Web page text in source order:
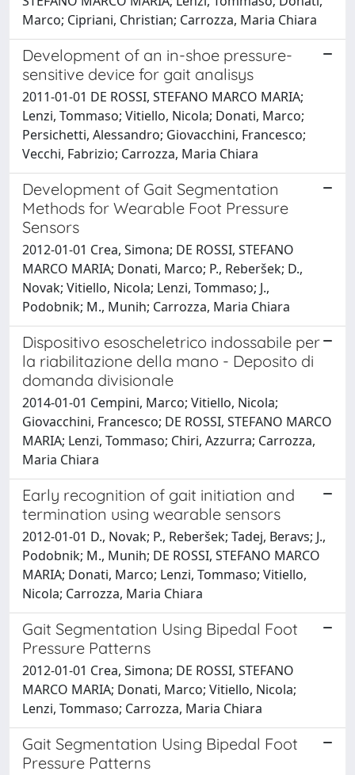
Marco; Cipriani, Christian; Carrozza, Maria Chiara
Development of an in-shoe pressure-
sensitive device for gait analisys
2011-01-01 DE ROSSI, STEFANO MARCO MARIA;
Lenzi, Tommaso; Vitiello, Nicola; Donati, Marco;
Persichetti, Alessandro; Giovacchini, Francesco;
Vecchi, Fabrizio; Carrozza, Maria Chiara
Development of Gait Segmentation
Methods for Wearable Foot Pressure
Sensors
2012-01-01 Crea, Simona; DE ROSSI, STEFANO
MARCO MARIA; Donati, Marco; P., Reberšek; D.,
Novak; Vitiello, Nicola; Lenzi, Tommaso; J.,
Podobnik; M., Munih; Carrozza, Maria Chiara
Dispositivo esoscheletrico indossabile per
la riabilitazione della mano - Deposito di
domanda divisionale
2014-01-01 Cempini, Marco; Vitiello, Nicola;
Giovacchini, Francesco; DE ROSSI, STEFANO MARCO
MARIA; Lenzi, Tommaso; Chiri, Azzurra; Carrozza,
Maria Chiara
Early recognition of gait initiation and
termination using wearable sensors
2012-01-01 D., Novak; P., Reberšek; Tadej, Beravs; J.,
Podobnik; M., Munih; DE ROSSI, STEFANO MARCO
MARIA; Donati, Marco; Lenzi, Tommaso; Vitiello,
Nicola; Carrozza, Maria Chiara
Gait Segmentation Using Bipedal Foot
Pressure Patterns
2012-01-01 Crea, Simona; DE ROSSI, STEFANO
MARCO MARIA; Donati, Marco; Vitiello, Nicola;
Lenzi, Tommaso; Carrozza, Maria Chiara
Gait Segmentation Using Bipedal Foot
Pressure Patterns